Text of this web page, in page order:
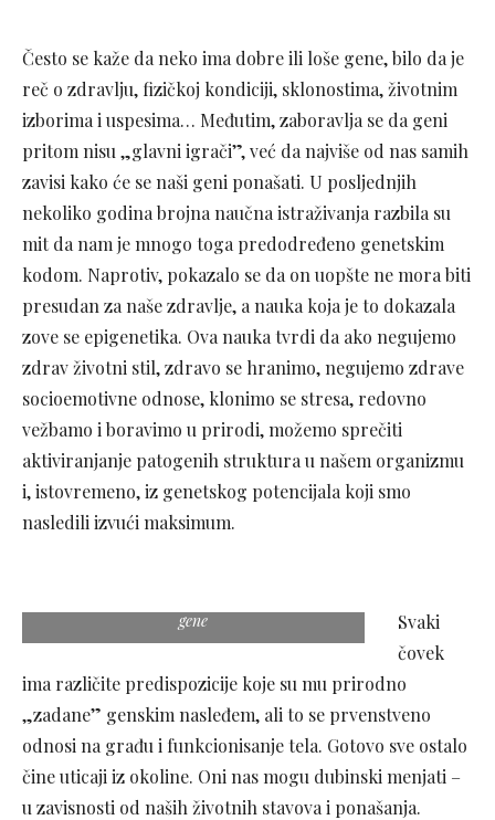
Često se kaže da neko ima dobre ili loše gene, bilo da je
reč o zdravlju, fizičkoj kondiciji, sklonostima, životnim
izborima i uspesima… Međutim, zaboravlja se da geni
pritom nisu „glavni igrači”, već da najviše od nas samih
zavisi kako će se naši geni ponašati. U posljednjih
nekoliko godina brojna naučna istraživanja razbila su
mit da nam je mnogo toga predodređeno genetskim
kodom. Naprotiv, pokazalo se da on uopšte ne mora biti
presudan za naše zdravlje, a nauka koja je to dokazala
zove se epigenetika. Ova nauka tvrdi da ako negujemo
zdrav životni stil, zdravo se hranimo, negujemo zdrave
socioemotivne odnose, klonimo se stresa, redovno
vežbamo i boravimo u prirodi, možemo sprečiti
aktiviranjanje patogenih struktura u našem organizmu
i, istovremeno, iz genetskog potencijala koji smo
nasledili izvući maksimum.
gene
Svaki
čovek
ima različite predispozicije koje su mu prirodno
„zadane” genskim nasleđem, ali to se prvenstveno
odnosi na građu i funkcionisanje tela. Gotovo sve ostalo
čine uticaji iz okoline. Oni nas mogu dubinski menjati –
u zavisnosti od naših životnih stavova i ponašanja.